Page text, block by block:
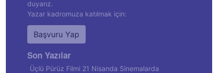
duyarız.
Yazar kadromuza katılmak için:
Başvuru Yap
Son Yazılar
Üçlü Pürüz Filmi 21 Nisanda Sinemalarda